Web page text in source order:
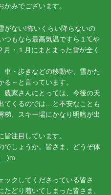
みでございます。
がない!怖いくらい降らないの
つもなら最高気温ですら１℃や
・１月にまとまった雪が全く
車・歩きなどの移動や、雪かた
～と言っています。
農家さんにとっては、今後の天
てくるのでは…と不安なことも
梯、スキー場にかなり明暗が出
注目しています。
でしょうか。皆さま、どうぞ体
ックしてくださっている皆さ
どり着いてしまった皆さま、